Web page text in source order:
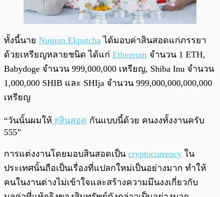
ทั้งนี้นาย Nujpun Ekpatcha ได้มอบค่าสินสอดแก่ภรรยา
ด้วยเหรียญหลายชนิด ได้แก่ Ethereum จำนวน 1 ETH,
Babydoge จำนวน 999,000,000 เหรียญ, Shiba Inu จำนวน
1,000,000 SHIB และ SHIja จำนวน 999,000,000,000,000
เหรียญ
“วันนั้นผมให้ #สินสอด กันแบบนี้ด้วย คนงงทั้งงานครับ
555”
การแต่งงานโดยมอบสินสอดเป็น cryptocurrency ใน
ประเทศนั้นถือเป็นเรื่องที่แปลกใหม่เป็นอย่างมาก ทำให้
คนในงานต่างไม่เข้าใจและสร้างความมึนงงเกี่ยวกับ